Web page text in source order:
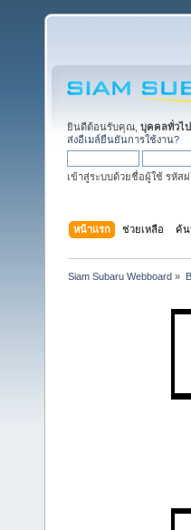
ยินดีต้อนรับคุณ, บุคคลทั่วไป
ส่งอีเมล์ยืนยันการใช้งาน?
เข้าสู่ระบบด้วยชื่อผู้ใช้ รหัส
หน้าแรก ช่วยเหลือ ค้น
Siam Subaru Webboard »